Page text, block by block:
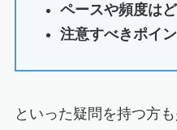
ペースや頻度は
注意すべきポイ
といった疑問を持つ方